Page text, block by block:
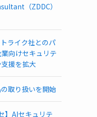
（ZDDC）
ライク社とのパ
向けセキュリテ
援を拡大
取り扱いを開始
】AIセキュリテ